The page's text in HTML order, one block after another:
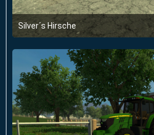
Silver´s Hirsche
30. Mai 2014 um 22:33